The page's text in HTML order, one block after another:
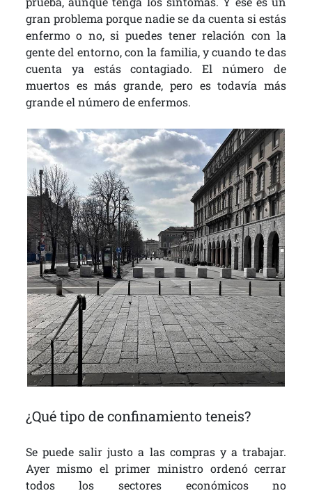
gran problema porque nadie se da cuenta si estás
enfermo o no, si puedes tener relación con la
gente del entorno, con la familia, y cuando te das
cuenta ya estás contagiado. El número de
muertos es más grande, pero es todavía más
grande el número de enfermos.
¿Qué tipo de confinamiento teneis?
Se puede salir justo a las compras y a trabajar.
Ayer mismo el primer ministro ordenó cerrar
todos los sectores económicos no